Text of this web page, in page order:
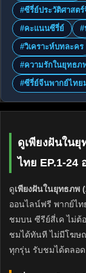
#ซีรี่ย์ประวัติศาสต
#คะแนนซีรี่ย์
#วิเคราะห์บทละคร
#ความรักในยุทธภ
#ซีรี่ย์จีนพากย์ไทย
ดูเพียงฝันในยุ
ไทย EP.1-24
ดูเพียงฝันในยุทธภพ
ออนไลน์ฟรี พากย์ไ
ชมบน ซีรีย์สี่เค ไม่ต้
ชมได้ทันที ไม่มีโฆษ
ทุกรุ่น รับชมได้ตลอด